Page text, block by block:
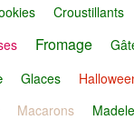
Croustillants
Fromage
Glaces
Macarons